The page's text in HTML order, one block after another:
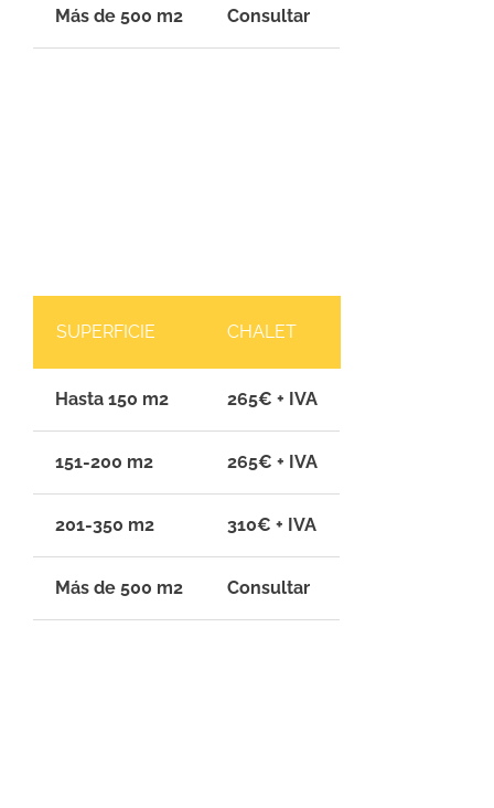
Más de 500 m2 Consultar
SUPERFICIE CHALET
Hasta 150 m2 265€ + IVA
151-200 m2 265€ + IVA
201-350 m2 310€ + IVA
Más de 500 m2 Consultar